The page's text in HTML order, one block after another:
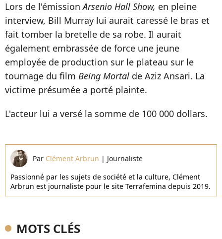
Lors de l'émissionArsenio Hall Show, en pleine
interview, Bill Murray lui aurait caressé le bras et
fait tomber la bretelle de sa robe. Il aurait
également embrassée de force une jeune
employée de production sur le plateau sur le
tournage du film Being Mortal de Aziz Ansari. La
victime présumée a porté plainte.
L'acteur lui a versé la somme de 100 000 dollars.
Par Clément Arbrun | Journaliste
Passionné par les sujets de société et la culture, Clément
Arbrun est journaliste pour le site Terrafemina depuis 2019.
MOTS CLÉS